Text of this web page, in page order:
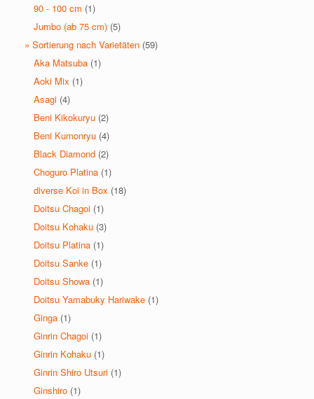
90 - 100 cm (1)
Jumbo (ab 75 cm) (5)
» Sortierung nach Varietäten (59)
Aka Matsuba (1)
Aoki Mix (1)
Asagi (4)
Beni Kikokuryu (2)
Beni Kumonryu (4)
Black Diamond (2)
Choguro Platina (1)
diverse Koi in Box (18)
Doitsu Chagoi (1)
Doitsu Kohaku (3)
Doitsu Platina (1)
Doitsu Sanke (1)
Doitsu Showa (1)
Doitsu Yamabuky Hariwake (1)
Ginga (1)
Ginrin Chagoi (1)
Ginrin Kohaku (1)
Ginrin Shiro Utsuri (1)
Ginshiro (1)